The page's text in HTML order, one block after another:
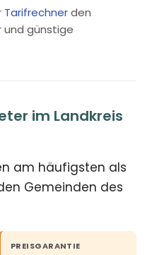
Tarifrechnerden
und günstige
im Landkreis
am häufigsten als
Gemeinden des
PREISGARANTIE